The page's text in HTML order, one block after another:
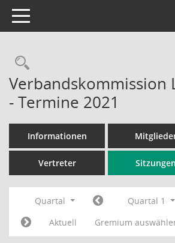
Toggle navigation
Rechercheauswahl
Verbandskommission
- Termine 2021
Informationen
Vertreter Sitzungen
Quartal Quartal 1
Aktuell
Gremium